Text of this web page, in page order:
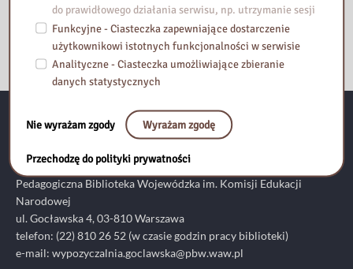
Kontakt:
Pedagogiczna Biblioteka Wojewódzka im. Komisji Edukacji
Narodowej
ul. Gocławska 4, 03-810 Warszawa
telefon: (22) 810 26 52 (w czasie godzin pracy biblioteki)
e-mail: wypozyczalnia.goclawska@pbw.waw.pl
do prawidłowego działania serwisu, np. utrzymanie sesji
Funkcyjne - Ciasteczka zapewniające dostarczenie
użytkownikowi istotnych funkcjonalności w serwisie
Analityczne - Ciasteczka umożliwiające zbieranie
danych statystycznych
Nie wyrażam zgody Wyrażam zgodę
Przechodzę do polityki prywatności